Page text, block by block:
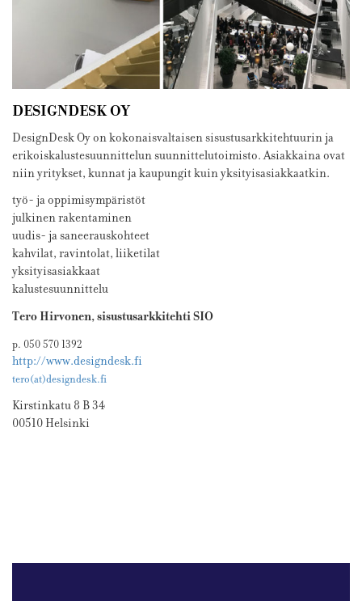
DESIGNDESK OY
DesignDesk Oy on kokonaisvaltaisen sisustusarkkitehtuurin ja
erikoiskalustesuunnittelun suunnittelutoimisto. Asiakkaina ovat
niin yritykset, kunnat ja kaupungit kuin yksityisasiakkaatkin.
työ- ja oppimisympäristöt
julkinen rakentaminen
uudis- ja saneerauskohteet
kahvilat, ravintolat, liiketilat
yksityisasiakkaat
kalustesuunnittelu
Tero Hirvonen, sisustusarkkitehti SIO
p. 050 570 1392
http://www.designdesk.fi
tero(at)designdesk.fi
Kirstinkatu 8 B 34
00510 Helsinki